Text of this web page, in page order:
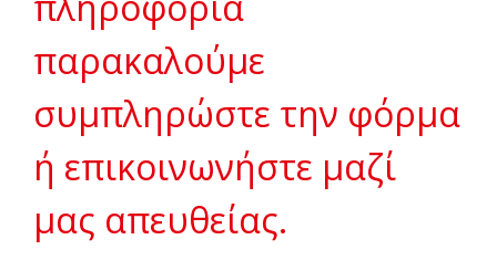
παρακαλούμε
συμπληρώστε την φόρμα
ή επικοινωνήστε μαζί
μας απευθείας.